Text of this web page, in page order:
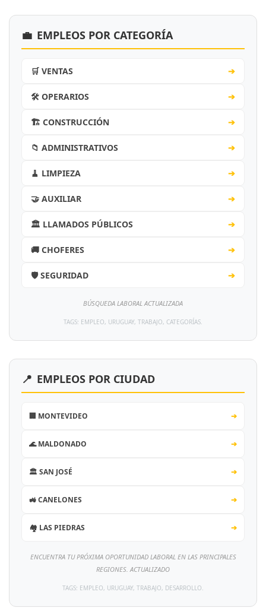
💼 EMPLEOS POR CATEGORÍA
🛒 VENTAS ➔
🛠️ OPERARIOS ➔
🏗️ CONSTRUCCIÓN ➔
📁 ADMINISTRATIVOS ➔
🧹 LIMPIEZA ➔
🤝 AUXILIAR ➔
🏛️ LLAMADOS PÚBLICOS ➔
🚚 CHOFERES ➔
🛡️ SEGURIDAD ➔
BÚSQUEDA LABORAL ACTUALIZADA
TAGS: EMPLEO, URUGUAY, TRABAJO, CATEGORÍAS.
📍 EMPLEOS POR CIUDAD
🏢 MONTEVIDEO ➔
🌊 MALDONADO ➔
🏛️ SAN JOSÉ ➔
🚜 CANELONES ➔
🏘️ LAS PIEDRAS ➔
ENCUENTRA TU PRÓXIMA OPORTUNIDAD LABORAL EN LAS PRINCIPALES
REGIONES. ACTUALIZADO
TAGS: EMPLEO, URUGUAY, TRABAJO, DESARROLLO.